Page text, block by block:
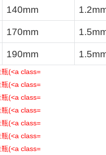
140mm
170mm
190mm